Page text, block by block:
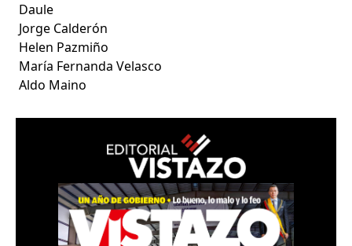
Daule
Jorge Calderón
Helen Pazmiño
María Fernanda Velasco
Aldo Maino